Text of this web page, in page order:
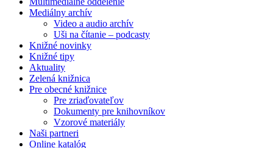
Mediálny archív
Video a audio archív
Uši na čítanie – podcasty
Knižné novinky
Knižné tipy
Aktuality
Zelená knižnica
Pre obecné knižnice
Pre zriaďovateľov
Dokumenty pre knihovníkov
Vzorové materiály
Naši partneri
Online katalóg